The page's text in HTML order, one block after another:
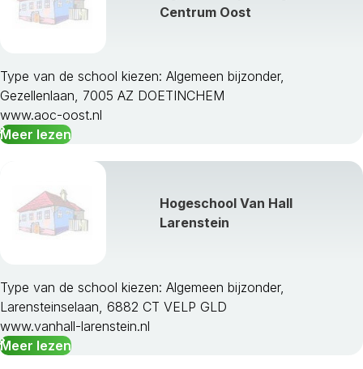
Bronckhorst
Brummen
Culemborg
Doesburg
Druten
Duiven
Epe
Ermelo
Harderwijk
Hattem
Heerde
Heumen
Lingewaal
Centrum Oost
Type van de school kiezen: Algemeen bijzonder,
Gezellenlaan, 7005 AZ DOETINCHEM
www.aoc-oost.nl
Meer lezen
Hogeschool Van Hall
Larenstein
Type van de school kiezen: Algemeen bijzonder,
Larensteinselaan, 6882 CT VELP GLD
www.vanhall-larenstein.nl
Meer lezen